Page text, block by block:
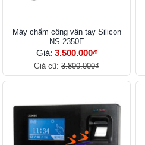
Máy chấm công vân tay Silicon
NS-2350E
Giá: 3.500.000₫
Giá cũ: 3.800.000₫